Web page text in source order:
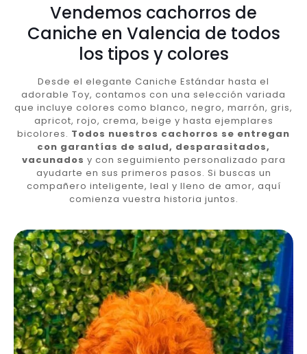
Vendemos cachorros de
Caniche en Valencia de todos
los tipos y colores
Desde el elegante Caniche Estándar hasta el
adorable Toy, contamos con una selección variada
que incluye colores como blanco, negro, marrón, gris,
apricot, rojo, crema, beige y hasta ejemplares
bicolores. Todos nuestros cachorros se entregan
con garantías de salud, desparasitados,
vacunados y con seguimiento personalizado para
ayudarte en sus primeros pasos. Si buscas un
compañero inteligente, leal y lleno de amor, aquí
comienza vuestra historia juntos.